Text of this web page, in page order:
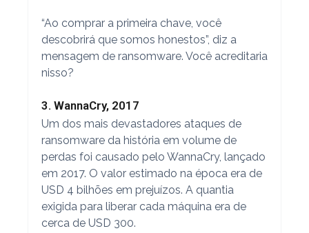
“Ao comprar a primeira chave, você
descobrirá que somos honestos”, diz a
mensagem de ransomware. Você acreditaria
nisso?
3. WannaCry, 2017
Um dos mais devastadores ataques de
ransomware da história em volume de
perdas foi causado pelo WannaCry, lançado
em 2017. O valor estimado na época era de
USD 4 bilhões em prejuízos. A quantia
exigida para liberar cada máquina era de
cerca de USD 300.